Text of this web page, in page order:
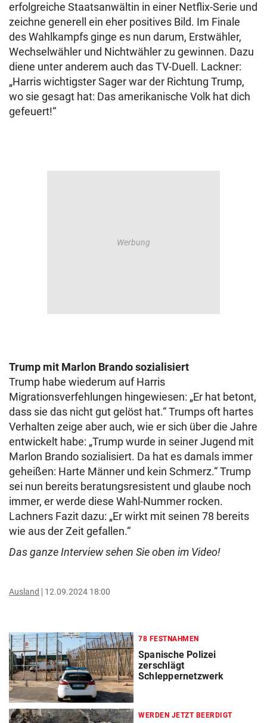
erfolgreiche Staatsanwältin in einer Netflix-Serie und
zeichne generell ein eher positives Bild. Im Finale
des Wahlkampfs ginge es nun darum, Erstwähler,
Wechselwähler und Nichtwähler zu gewinnen. Dazu
diene unter anderem auch das TV-Duell. Lackner:
„Harris wichtigster Sager war der Richtung Trump,
wo sie gesagt hat: Das amerikanische Volk hat dich
gefeuert!“
Trump mit Marlon Brando sozialisiert
Trump habe wiederum auf Harris
Migrationsverfehlungen hingewiesen: „Er hat betont,
dass sie das nicht gut gelöst hat.“ Trumps oft hartes
Verhalten zeige aber auch, wie er sich über die Jahre
entwickelt habe: „Trump wurde in seiner Jugend mit
Marlon Brando sozialisiert. Da hat es damals immer
geheißen: Harte Männer und kein Schmerz.“ Trump
sei nun bereits beratungsresistent und glaube noch
immer, er werde diese Wahl-Nummer rocken.
Lachners Fazit dazu: „Er wirkt mit seinen 78 bereits
wie aus der Zeit gefallen.“
Das ganze Interview sehen Sie oben im Video!
Ausland 12.09.2024 18:00
78 FESTNAHMEN
Spanische Polizei
zerschlägt
Schleppernetzwerk
WERDEN JETZT BEERDIGT